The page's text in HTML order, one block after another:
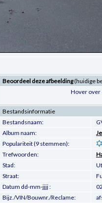
Beoordeel deze afbeelding(huidige
Hover over
Bestandsinformatie
Bestandsnaam:
Album naam:
Populariteit (9 stemmen):
Trefwoorden:
Stad:
Straat:
Datum dd-mm-jjjj :
Bijz./VIN/Bouwnr./Reclame: